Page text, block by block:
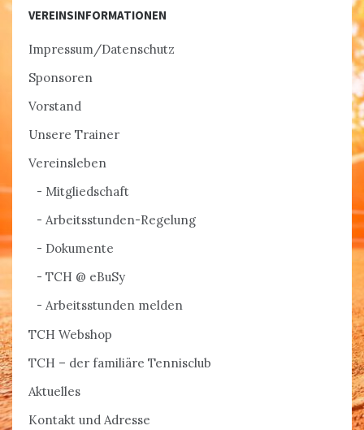
VEREINSINFORMATIONEN
Impressum/Datenschutz
Sponsoren
Vorstand
Unsere Trainer
Vereinsleben
Mitgliedschaft
Arbeitsstunden-Regelung
Dokumente
TCH @ eBuSy
Arbeitsstunden melden
TCH Webshop
TCH – der familiäre Tennisclub
Aktuelles
Kontakt und Adresse